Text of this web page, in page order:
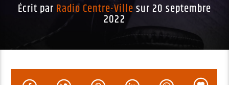
Écrit par Radio Centre-Villesur 20 septembre
2022